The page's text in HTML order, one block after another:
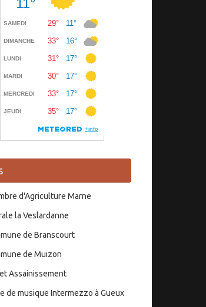
d'Agriculture Marne
la Veslardanne
de Branscourt
de Muizon
Assainissement
de musique Intermezzo à Gueux